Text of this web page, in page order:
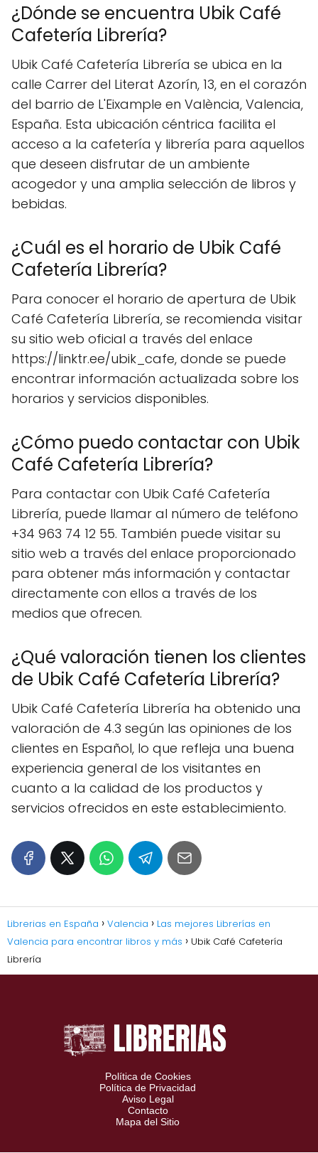
¿Dónde se encuentra Ubik Café
Cafetería Librería?
Ubik Café Cafetería Librería se ubica en la
calle Carrer del Literat Azorín, 13, en el corazón
del barrio de L'Eixample en València, Valencia,
España. Esta ubicación céntrica facilita el
acceso a la cafetería y librería para aquellos
que deseen disfrutar de un ambiente
acogedor y una amplia selección de libros y
bebidas.
¿Cuál es el horario de Ubik Café
Cafetería Librería?
Para conocer el horario de apertura de Ubik
Café Cafetería Librería, se recomienda visitar
su sitio web oficial a través del enlace
https://linktr.ee/ubik_cafe, donde se puede
encontrar información actualizada sobre los
horarios y servicios disponibles.
¿Cómo puedo contactar con Ubik
Café Cafetería Librería?
Para contactar con Ubik Café Cafetería
Librería, puede llamar al número de teléfono
+34 963 74 12 55. También puede visitar su
sitio web a través del enlace proporcionado
para obtener más información y contactar
directamente con ellos a través de los
medios que ofrecen.
¿Qué valoración tienen los clientes
de Ubik Café Cafetería Librería?
Ubik Café Cafetería Librería ha obtenido una
valoración de 4.3 según las opiniones de los
clientes en Español, lo que refleja una buena
experiencia general de los visitantes en
cuanto a la calidad de los productos y
servicios ofrecidos en este establecimiento.
Librerias en España Valencia
Las mejores Librerías en
Valencia para encontrar libros y más
Ubik Café Cafetería
Librería
Política de Cookies
Política de Privacidad
Aviso Legal
Contacto
Mapa del Sitio